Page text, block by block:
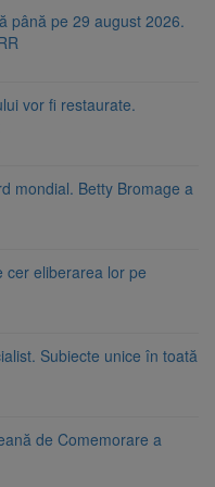
până pe 29 august 2026.
vor fi restaurate.
mondial. Betty Bromage a
cer eliberarea lor pe
Subiecte unice în toată
de Comemorare a